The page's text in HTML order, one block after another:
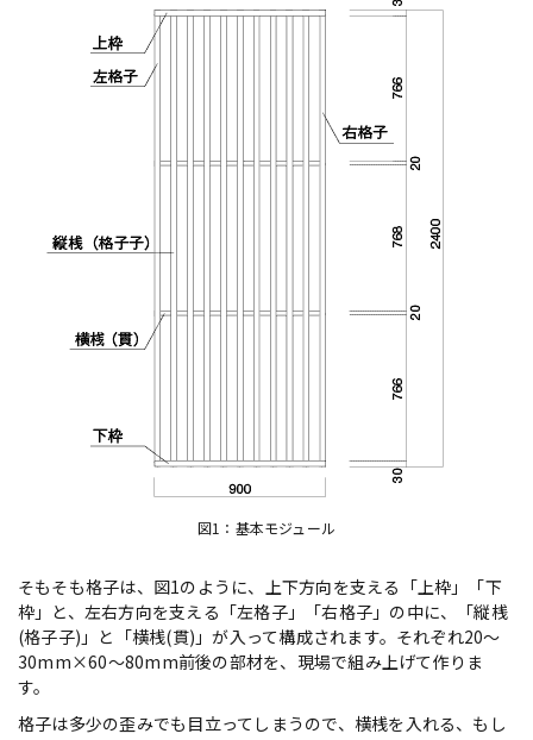
図1：基本モジュール
そもそも格子は、図1のように、上下方向を支える「上枠」「下
枠」と、左右方向を支える「左格子」「右格子」の中に、「縦桟
(格子子)」と「横桟(貫)」が入って構成されます。それぞれ20〜
30mm×60〜80mm前後の部材を、現場で組み上げて作りま
す。
格子は多少の歪みでも目立ってしまうので、横桟を入れる、もし